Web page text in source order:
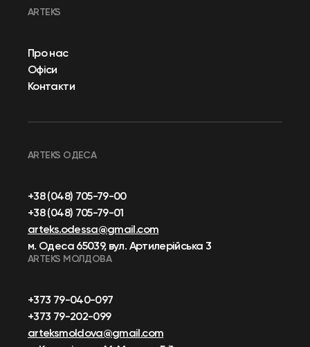
ARTEKS
Про нас
Офіси
Контакти
ARTEKS ОДЕСА
+38 (048) 705-79-00
+38 (048) 705-79-01
arteks.odessa@gmail.com
м. Одеса 65039, вул. Артилерійська 3
ARTEKS МОЛДОВА
+373 79-040-097
+373 79-202-099
arteksmoldova@gmail.com